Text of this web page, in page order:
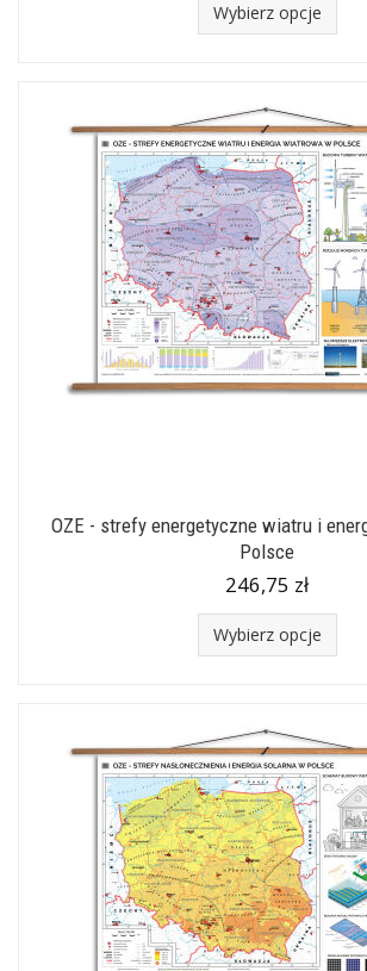
Wybierz opcje
OZE - strefy energetyczne wiatru i
Polsce
246,75 zł
Wybierz opcje